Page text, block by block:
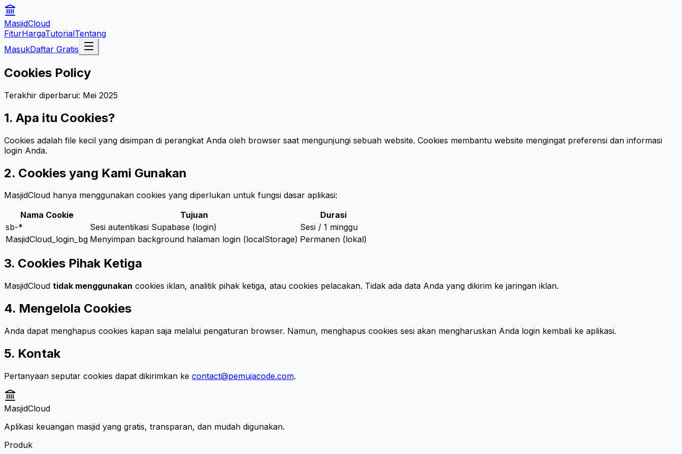
MasjidCloud
FiturHargaTutorialTentang
MasukDaftar Gratis
Cookies Policy
Terakhir diperbarui: Mei 2025
1. Apa itu Cookies?
Cookies adalah file kecil yang disimpan di perangkat Anda oleh browser saat mengunjungi sebuah website. Cookies membantu website mengingat preferensi dan informasi
login Anda.
2. Cookies yang Kami Gunakan
MasjidCloud hanya menggunakan cookies yang diperlukan untuk fungsi dasar aplikasi:
Nama Cookie
Tujuan
Durasi
sb-*
Sesi autentikasi Supabase (login)
Sesi / 1 minggu
MasjidCloud_login_bg Menyimpan background halaman login (localStorage) Permanen (lokal)
3. Cookies Pihak Ketiga
MasjidCloud tidak menggunakan cookies iklan, analitik pihak ketiga, atau cookies pelacakan. Tidak ada data Anda yang dikirim ke jaringan iklan.
4. Mengelola Cookies
Anda dapat menghapus cookies kapan saja melalui pengaturan browser. Namun, menghapus cookies sesi akan mengharuskan Anda login kembali ke aplikasi.
5. Kontak
Pertanyaan seputar cookies dapat dikirimkan ke contact@pemujacode.com.
MasjidCloud
Aplikasi keuangan masjid yang gratis, transparan, dan mudah digunakan.
Produk